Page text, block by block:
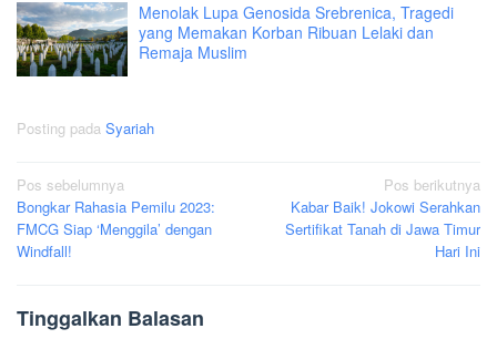
Menolak Lupa Genosida Srebrenica, Tragedi
yang Memakan Korban Ribuan Lelaki dan
Remaja Muslim
Posting pada Syariah
Navigasi
pos
Pos sebelumnya
Bongkar Rahasia Pemilu 2023:
FMCG Siap ‘Menggila’ dengan
Windfall!
Pos berikutnya
Kabar Baik! Jokowi Serahkan
Sertifikat Tanah di Jawa Timur
Hari Ini
Tinggalkan Balasan